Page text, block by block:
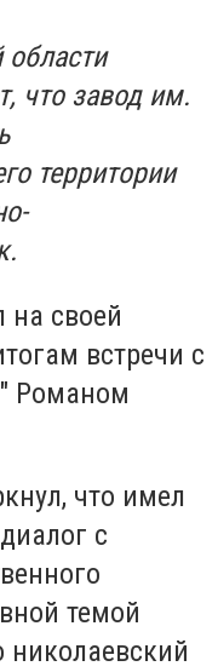
области
что завод им.
территории
на своей
встречи с
Романом
что имел
с
темой
николаевский